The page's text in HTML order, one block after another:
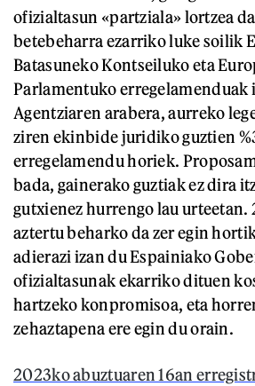
ofizialtasun «partziala» lortzea
betebeharra ezarriko luke soilik
Batasuneko Kontseiluko eta
Parlamentuko erregelamenduak
Agentziaren arabera, aurreko
ziren ekinbide juridiko guztien
erregelamendu horiek.
bada, gainerako guztiak ez dira
gutxienez hurrengo lau urteetan.
aztertu beharko da zer egin
adierazi izan du Espainiako
ofizialtasunak ekarriko dituen
hartzeko konpromisoa, eta
zehaztapena ere egin du orain.
2023ko abuztuaren 16an